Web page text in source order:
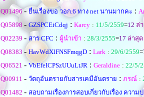
Q01496- ยื่นเรื่องขอ วอก.6 ทาง net นานมากคะ :
Q05898 -GZSPCEiCdqj : Karcy : 11/5/2559=12 ล่
Q02239 - สาร CFC : ผู้นำเข้า : 28/3/2555=17 ล่าสุด
Q08383 - HavWdXlFNSFmqgD : Lark : 29/6/2559=
Q06521 - VbEfeICPSzUUuLtJR : Geraldine : 22/5/
Q00911 - วัตถุอันตรายกับสารเคมีอันตราย : ภรณ์ :
Q01482 - สอบถามเรื่องการสอบเกี่ยวกับเรื่อง ควา